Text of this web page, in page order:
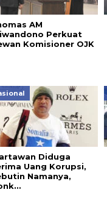
AM
Perkuat
Komisioner OJK
Diduga
Uang Korupsi,
Namanya,